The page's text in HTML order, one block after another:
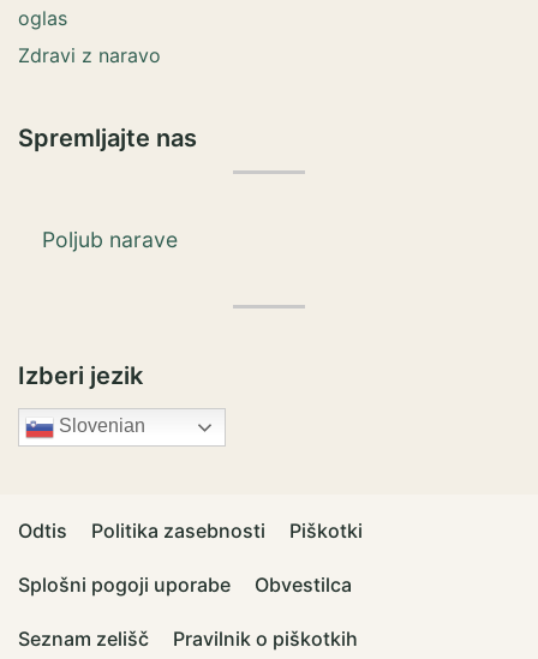
oglas
Zdravi z naravo
Spremljajte nas
Poljub narave
Izberi jezik
Slovenian
Odtis Politika zasebnosti Piškotki
Splošni pogoji uporabe Obvestilca
Seznam zelišč Pravilnik o piškotkih